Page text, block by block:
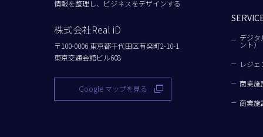
情報を整理し、ビジネスをデザインする
株式会社Real iD
〒100-0006 東京都千代田区有楽町2-10-1
東京交通会館ビル608
Google マップを見る
デジ
ント）
レジ
商業施
商業施